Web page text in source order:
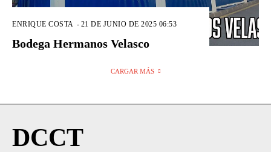
ENRIQUE COSTA - 21 DE JUNIO DE 2025 06:53
Bodega Hermanos Velasco
CARGAR MÁS
DCCT